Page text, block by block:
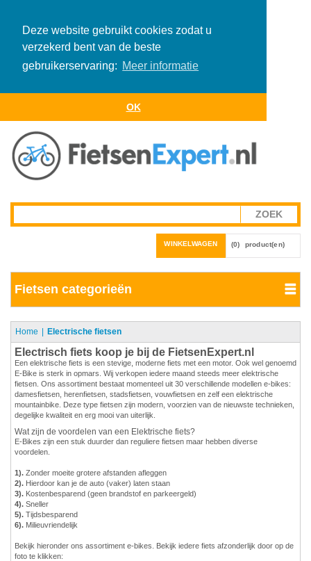
Deze website gebruikt cookies zodat u
verzekerd bent van de beste
gebruikerservaring: Meer informatie
OK
WINKELWAGEN (0) product(en)
Fietsen categorieën
Home Electrische fietsen
Electrisch fiets koop je bij de FietsenExpert.nl
Een elektrische fiets is een stevige, moderne fiets met een motor. Ook wel genoemd
E-Bike is sterk in opmars. Wij verkopen iedere maand steeds meer elektrische
fietsen. Ons assortiment bestaat momenteel uit 30 verschillende modellen e-bikes:
damesfietsen, herenfietsen, stadsfietsen, vouwfietsen en zelf een elektrische
mountainbike. Deze type fietsen zijn modern, voorzien van de nieuwste technieken,
degelijke kwaliteit en erg mooi van uiterlijk.
Wat zijn de voordelen van een Elektrische fiets?
E-Bikes zijn een stuk duurder dan reguliere fietsen maar hebben diverse
voordelen.
1). Zonder moeite grotere afstanden afleggen
2). Hierdoor kan je de auto (vaker) laten staan
3). Kostenbesparend (geen brandstof en parkeergeld)
4). Sneller
5). Tijdsbesparend
6). Milieuvriendelijk
Bekijk hieronder ons assortiment e-bikes. Bekijk iedere fiets afzonderlijk door op de
foto te klikken: